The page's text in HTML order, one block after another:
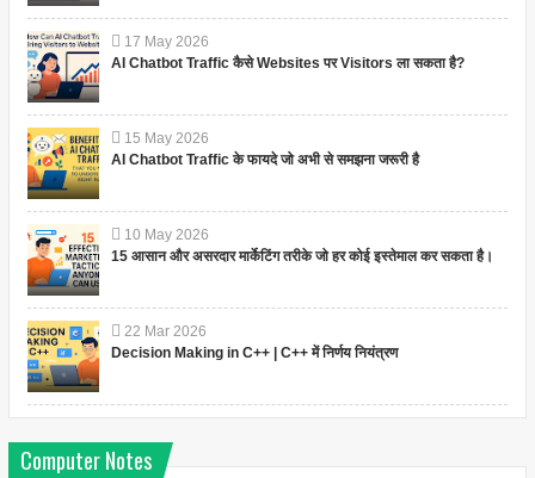
17 May 2026
AI Chatbot Traffic कैसे Websites पर Visitors ला सकता है?
15 May 2026
AI Chatbot Traffic के फायदे जो अभी से समझना जरूरी है
10 May 2026
15 आसान और असरदार मार्केटिंग तरीके जो हर कोई इस्तेमाल कर सकता है।
22 Mar 2026
Decision Making in C++ | C++ में निर्णय नियंत्रण
Computer Notes